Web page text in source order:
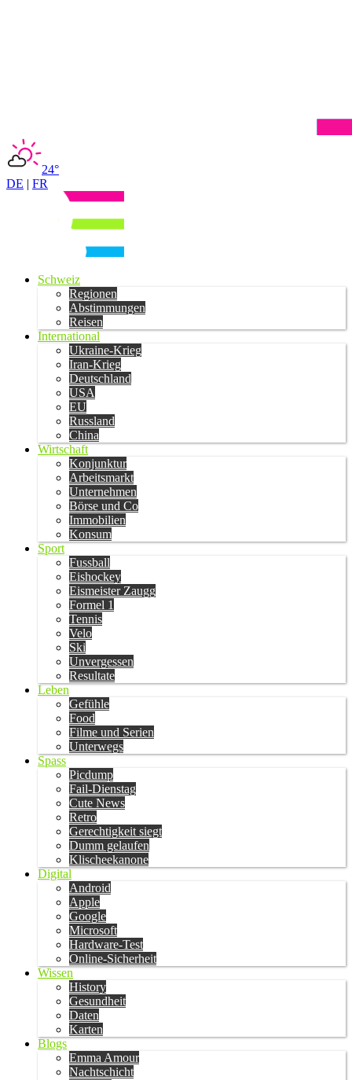
24°
DE | FR
Schweiz
Regionen
Abstimmungen
Reisen
International
Ukraine-Krieg
Iran-Krieg
Deutschland
USA
EU
Russland
China
Wirtschaft
Konjunktur
Arbeitsmarkt
Unternehmen
Börse und Co
Immobilien
Konsum
Sport
Fussball
Eishockey
Eismeister Zaugg
Formel 1
Tennis
Velo
Ski
Unvergessen
Resultate
Leben
Gefühle
Food
Filme und Serien
Unterwegs
Spass
Picdump
Fail-Dienstag
Cute News
Retro
Gerechtigkeit siegt
Dumm gelaufen
Klischeekanone
Digital
Android
Apple
Google
Microsoft
Hardware-Test
Online-Sicherheit
Wissen
History
Gesundheit
Daten
Karten
Blogs
Emma Amour
Nachtschicht